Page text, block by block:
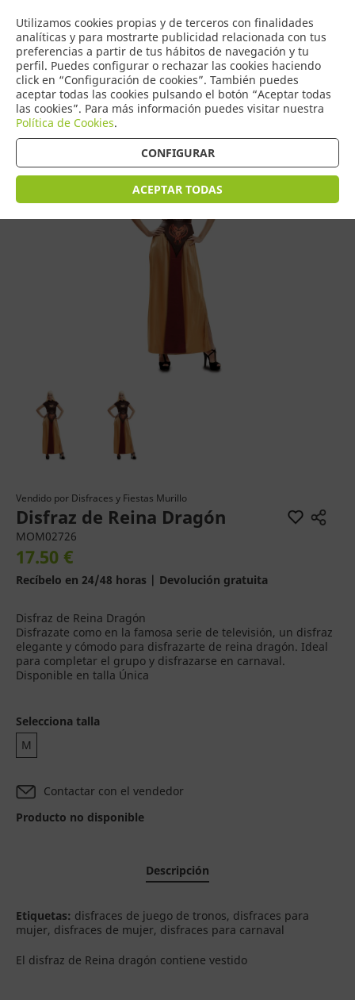
Utilizamos cookies propias y de terceros con finalidades
analíticas y para mostrarte publicidad relacionada con tus
preferencias a partir de tus hábitos de navegación y tu
perfil. Puedes configurar o rechazar las cookies haciendo
click en “Configuración de cookies”. También puedes
aceptar todas las cookies pulsando el botón “Aceptar todas
las cookies”. Para más información puedes visitar nuestra
Política de Cookies.
CONFIGURAR
ACEPTAR TODAS
0
COMERCIO
DE TORRIJOS
Tienda > Disfraces Adulto > Disfraces de Mujer
Vendido por Disfraces y Fiestas Murillo
Disfraz de Reina Dragón
MOM02726
17.50 €
Recíbelo en 24/48 horas | Devolución gratuita
Disfraz de Reina Dragón
Disfrazate como en la famosa serie de televisión, un disfraz
elegante y cómodo para disfrazarte de reina dragón. Ideal
para completar el grupo y disfrazarse en carnaval.
Disponible en talla Única
Selecciona talla
M
Contactar con el vendedor
Producto no disponible
Descripción
Etiquetas: disfraces de juego de tronos, disfraces para
mujer, disfraces de mujer, disfraces para carnaval
El disfraz de Reina dragón contiene vestido